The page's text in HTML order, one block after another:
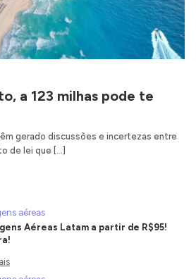
a 123 milhas pode te
gerado discussões e incertezas entre
de lei que […]
aéreas
Aéreas Latam a partir de R$95!